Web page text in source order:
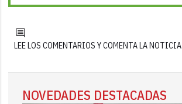
LEE LOS COMENTARIOS Y COMENTA LA NOTICIA
NOVEDADES DESTACADAS